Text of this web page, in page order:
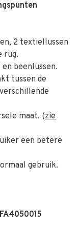
2 textiellussen
rug.
beenlussen.
tussen de
maat. (zie
een betere
gebruik.